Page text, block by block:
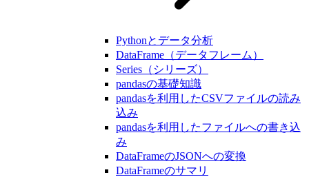
Pythonとデータ分析
DataFrame（データフレーム）
Series（シリーズ）
pandasの基礎知識
pandasを利用したCSVファイルの読み
込み
pandasを利用したファイルへの書き込
み
DataFrameのJSONへの変換
DataFrameのサマリ